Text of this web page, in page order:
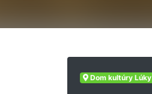
Dom kultúry Lúky